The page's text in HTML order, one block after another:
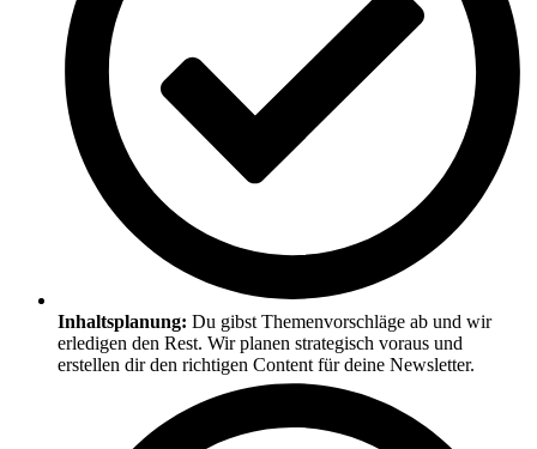
Inhaltsplanung: Du gibst Themenvorschläge ab und wir
erledigen den Rest. Wir planen strategisch voraus und
erstellen dir den richtigen Content für deine Newsletter.